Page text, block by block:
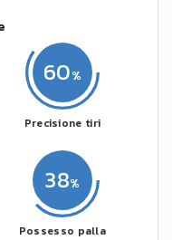
38
Possesso palla
60
Precisione tiri